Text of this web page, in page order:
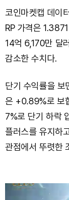
코인마켓캡 데이
RP 가격은
14억 6,170만 달
감소한 수치다.
단기 수익률을
은 +0.89%로 보
7%로 단기 하락
플러스를 유지하
관점에서 뚜렷한